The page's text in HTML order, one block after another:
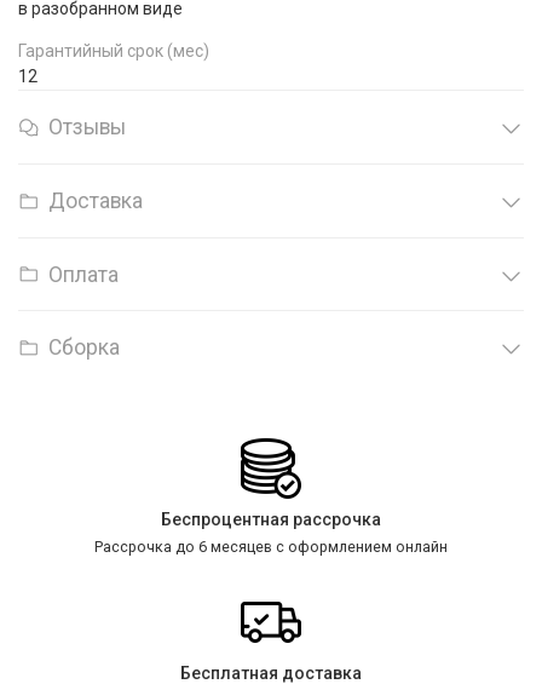
в разобранном виде
Гарантийный срок (мес)
12
Отзывы
Доставка
Оплата
Сборка
Беспроцентная рассрочка
Рассрочка до 6 месяцев с оформлением онлайн
Бесплатная доставка